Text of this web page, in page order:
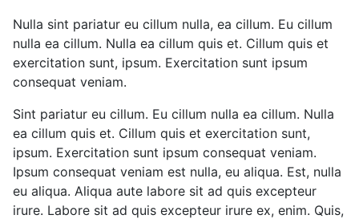
Nulla sint pariatur eu cillum nulla, ea cillum. Eu cillum
nulla ea cillum. Nulla ea cillum quis et. Cillum quis et
exercitation sunt, ipsum. Exercitation sunt ipsum
consequat veniam.
Sint pariatur eu cillum. Eu cillum nulla ea cillum. Nulla
ea cillum quis et. Cillum quis et exercitation sunt,
ipsum. Exercitation sunt ipsum consequat veniam.
Ipsum consequat veniam est nulla, eu aliqua. Est, nulla
eu aliqua. Aliqua aute labore sit ad quis excepteur
irure. Labore sit ad quis excepteur irure ex, enim. Quis,